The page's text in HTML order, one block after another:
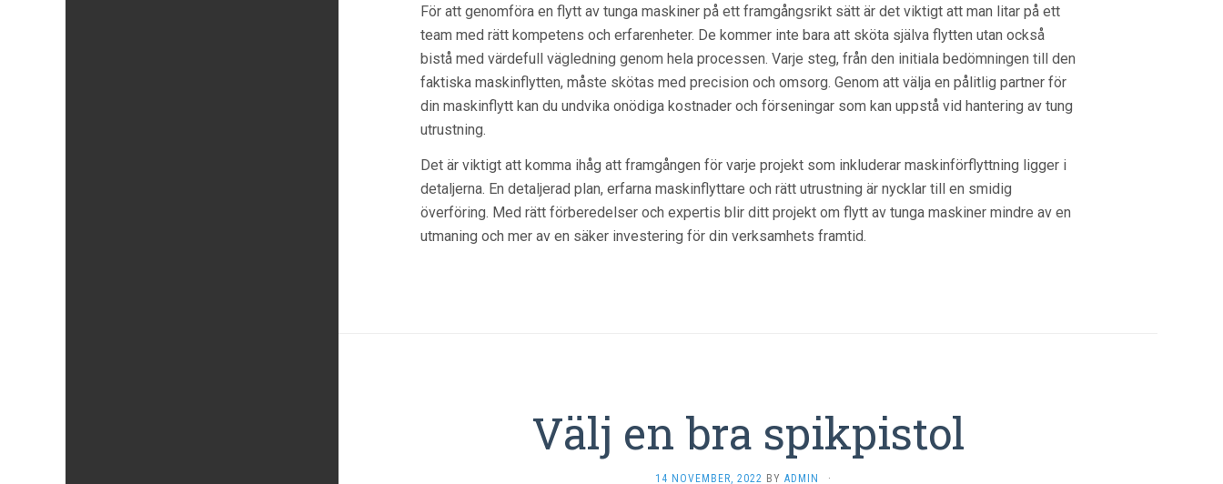
För att genomföra en flytt av tunga maskiner på ett framgångsrikt sätt är det viktigt att man litar på ett
team med rätt kompetens och erfarenheter. De kommer inte bara att sköta själva flytten utan också
bistå med värdefull vägledning genom hela processen. Varje steg, från den initiala bedömningen till den
faktiska maskinflytten, måste skötas med precision och omsorg. Genom att välja en pålitlig partner för
din maskinflytt kan du undvika onödiga kostnader och förseningar som kan uppstå vid hantering av tung
utrustning.
Det är viktigt att komma ihåg att framgången för varje projekt som inkluderar maskinförflyttning ligger i
detaljerna. En detaljerad plan, erfarna maskinflyttare och rätt utrustning är nycklar till en smidig
överföring. Med rätt förberedelser och expertis blir ditt projekt om flytt av tunga maskiner mindre av en
utmaning och mer av en säker investering för din verksamhets framtid.
Välj en bra spikpistol
14 NOVEMBER, 2022 BY ADMIN ·